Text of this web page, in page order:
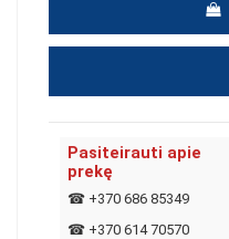
Pasiteirauti apie
prekę
☎ +370 686 85349
☎ +370 614 70570